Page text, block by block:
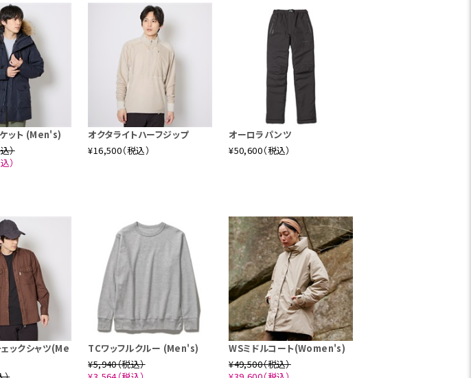
ット (Men's)
）
）
オクタライトハーフジップ
¥16,500（税込）
オーロラパンツ
¥50,600（税込）
ックシャツ(Me
TCワッフルクルー (Men's)
¥5,940（税込）
WSミドルコート(Women's)
¥49,500（税込）